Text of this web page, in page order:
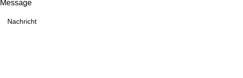
Message